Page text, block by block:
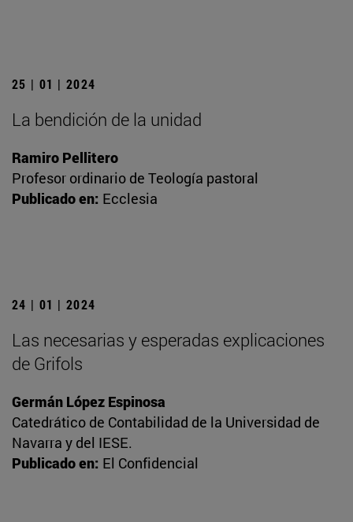
25 | 01 | 2024
La bendición de la unidad
Ramiro Pellitero
Profesor ordinario de Teología pastoral
Publicado en: Ecclesia
24 | 01 | 2024
Las necesarias y esperadas explicaciones
de Grifols
Germán López Espinosa
Catedrático de Contabilidad de la Universidad de
Navarra y del IESE.
Publicado en: El Confidencial